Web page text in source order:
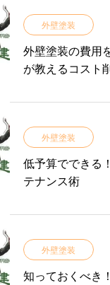
外壁塗装
外壁塗装の費用
が教えるコスト
外壁塗装
低予算でできる
テナンス術
外壁塗装
知っておくべき